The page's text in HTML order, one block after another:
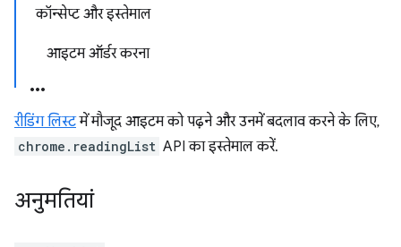
कॉन्सेप्ट और इस्तेमाल
आइटम ऑर्डर करना
रीडिंग लिस्टमें मौजूद आइटम को पढ़ने और उनमें बदलाव करने के लिए,
chrome.readingList API का इस्तेमाल करें.
अनुमतियां